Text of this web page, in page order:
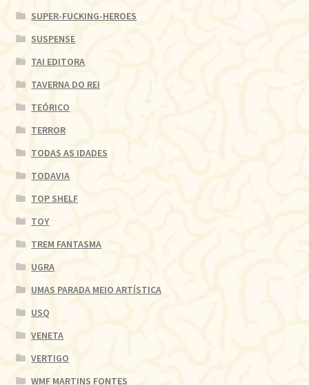
SUPER-FUCKING-HEROES
SUSPENSE
TAI EDITORA
TAVERNA DO REI
TEÓRICO
TERROR
TODAS AS IDADES
TODAVIA
TOP SHELF
TOY
TREM FANTASMA
UGRA
UMAS PARADA MEIO ARTÍSTICA
USQ
VENETA
VERTIGO
WMF MARTINS FONTES